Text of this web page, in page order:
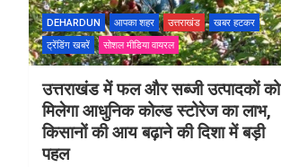
DEHARDUN आपका शहर उत्तराखंड
खबर हटकर
ट्रेंडिंग खबरें
सोशल मीडिया वायरल
उत्तराखंड में फल और सब्जी उत्पादकों को
मिलेगा आधुनिक कोल्ड स्टोरेज का लाभ,
किसानों की आय बढ़ाने की दिशा में बड़ी
पहल